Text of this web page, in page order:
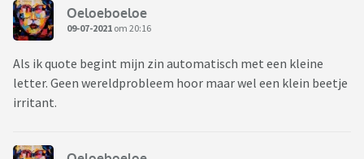
Oeloeboeloe
09-07-2021 om 20:16
Als ik quote begint mijn zin automatisch met een kleine
letter. Geen wereldprobleem hoor maar wel een klein beetje
irritant.